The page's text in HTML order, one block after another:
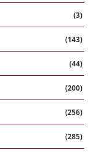
(3)
(143)
(44)
(200)
(256)
(285)